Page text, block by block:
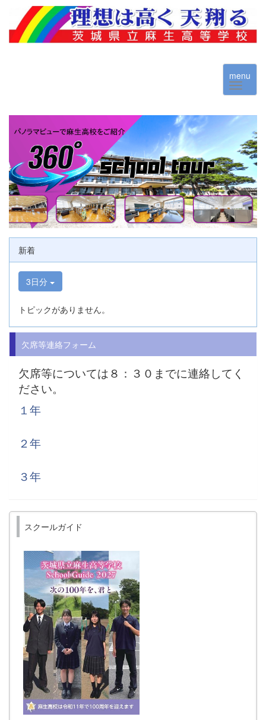
menu
新着
3日分
トピックがありません。
欠席等連絡フォーム
欠席等については８：３０までに連絡してく
ださい。
１年
２年
３年
スクールガイド